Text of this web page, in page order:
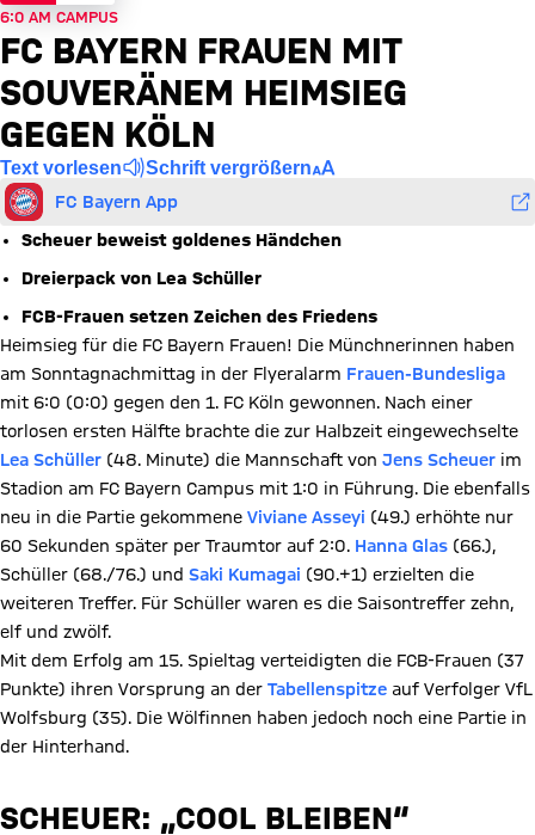
6:0 AM CAMPUS
FC BAYERN FRAUEN MIT
SOUVERÄNEM HEIMSIEG
GEGEN KÖLN
Text vorlesen Schrift vergrößern
FC Bayern App
Scheuer beweist goldenes Händchen
Dreierpack von Lea Schüller
FCB-Frauen setzen Zeichen des Friedens
Heimsieg für die FC Bayern Frauen! Die Münchnerinnen haben
am Sonntagnachmittag in der Flyeralarm Frauen-Bundesliga
mit 6:0 (0:0) gegen den 1. FC Köln gewonnen. Nach einer
torlosen ersten Hälfte brachte die zur Halbzeit eingewechselte
Lea Schüller (48. Minute) die Mannschaft von Jens Scheuer im
Stadion am FC Bayern Campus mit 1:0 in Führung. Die ebenfalls
neu in die Partie gekommene Viviane Asseyi (49.) erhöhte nur
60 Sekunden später per Traumtor auf 2:0. Hanna Glas (66.),
Schüller (68./76.) und Saki Kumagai (90.+1) erzielten die
weiteren Treffer. Für Schüller waren es die Saisontreffer zehn,
elf und zwölf.
Mit dem Erfolg am 15. Spieltag verteidigten die FCB-Frauen (37
Punkte) ihren Vorsprung an der Tabellenspitze auf Verfolger VfL
Wolfsburg (35). Die Wölfinnen haben jedoch noch eine Partie in
der Hinterhand.
SCHEUER: „COOL BLEIBEN“